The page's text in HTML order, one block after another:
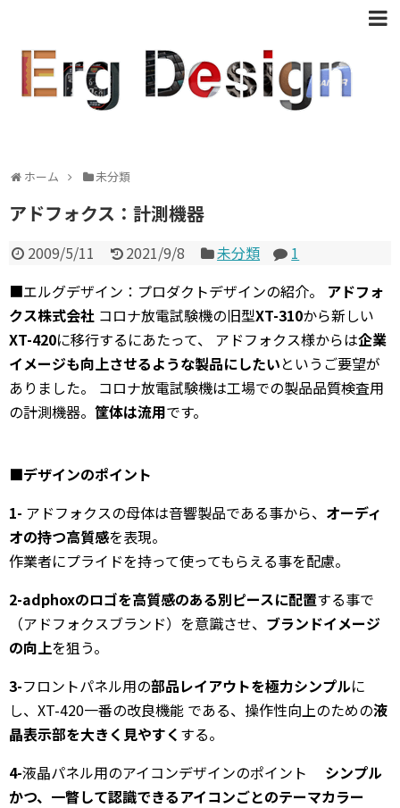
ホーム 未分類
アドフォクス：計測機器
2009/5/11 2021/9/8 未分類
1
■エルグデザイン：プロダクトデザインの紹介。 アドフォ
クス株式会社 コロナ放電試験機の旧型XT-310から新しい
XT-420に移行するにあたって、 アドフォクス様からは企業
イメージも向上させるような製品にしたいというご要望が
ありました。 コロナ放電試験機は工場での製品品質検査用
の計測機器。 筐体は流用です。
■デザインのポイント
1- アドフォクスの母体は音響製品である事から、 オーディ
オの持つ高質感を表現。
作業者にプライドを持って使ってもらえる事を配慮。
2-adphoxのロゴを高質感のある別ピースに配置する事で
（アドフォクスブランド）を意識させ、 ブランドイメージ
の向上を狙う。
3-フロントパネル用の部品レイアウトを極力シンプルに
し、XT-420一番の改良機能 である、操作性向上のための液
晶表示部を大きく見やすく する。
4-液晶パネル用のアイコンデザインのポイント シンプル
かつ、一瞥して認識できるアイコンごとのテーマカラー